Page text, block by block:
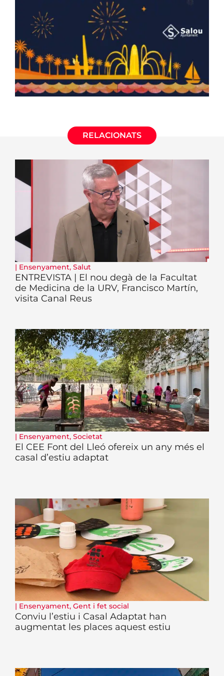
RELACIONATS
| Ensenyament, Salut
ENTREVISTA | El nou degà de la Facultat
de Medicina de la URV, Francisco Martín,
visita Canal Reus
| Ensenyament, Societat
El CEE Font del Lleó ofereix un any més el
casal d’estiu adaptat
| Ensenyament, Gent i fet social
Conviu l’estiu i Casal Adaptat han
augmentat les places aquest estiu